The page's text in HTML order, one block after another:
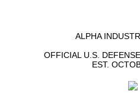
ALPHA
OFFICIAL U.S.
EST.